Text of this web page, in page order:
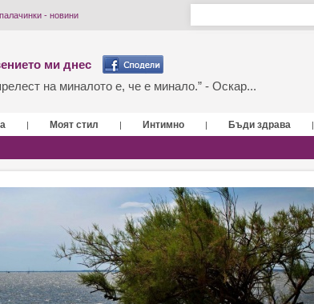
- новини
ми днес
на миналото е, че е минало.” - Оскар...
| Моят стил | Интимно | Бъди здрава |